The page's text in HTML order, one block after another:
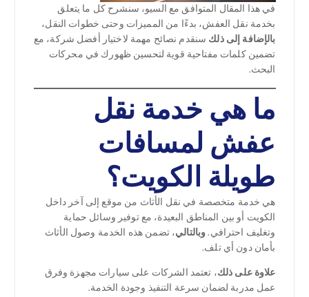
في هذا المقال المتوافق مع السيو، سنشرح كل ما يتعلق
بخدمة نقل العفش، بدءًا من المميزات وحتى خطوات النقل،
بالإضافة إلى ذلك سنقدم نصائح مهمة لاختيار أفضل شركة، مع
تضمين كلمات مفتاحية قوية لتحسين ظهورك في محركات
البحث.
ما هي خدمة نقل
عفش لمسافات
طويلة الكويت؟
هي خدمة متخصصة في نقل الأثاث من موقع إلى آخر داخل
الكويت أو بين المناطق البعيدة، مع توفير وسائل حماية
وتغليف احترافي.وبالتالي، تضمن هذه الخدمة وصول الأثاث
بأمان دون أي تلف.
علاوة على ذلك، تعتمد الشركات على سيارات مجهزة وفرق
عمل مدربة لضمان سرعة التنفيذ وجودة الخدمة.